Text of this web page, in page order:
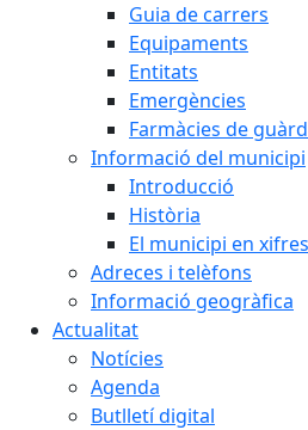
Guia de carrers
Equipaments
Entitats
Emergències
Farmàcies de
Informació del municipi
Introducció
Història
El municipi en xifres
Adreces i telèfons
Informació geogràfica
Actualitat
Notícies
Agenda
Butlletí digital